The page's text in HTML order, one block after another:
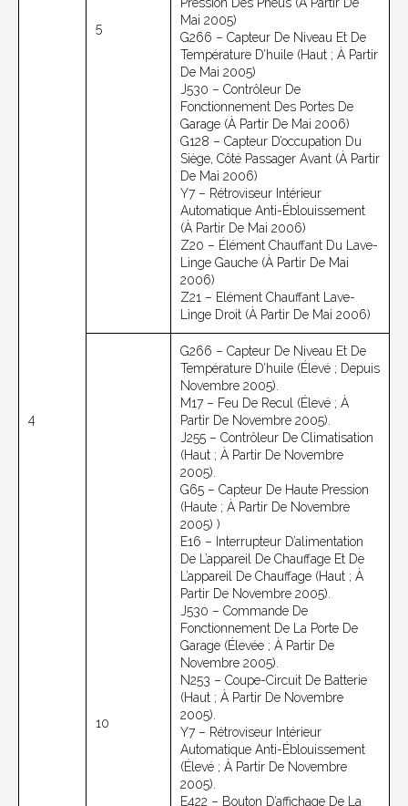
4
5
Mai 2005)
G266 – Capteur De Niveau Et De
Température D’huile (haut ; À Partir
De Mai 2005)
J530 – Contrôleur De
Fonctionnement Des Portes De
Garage (à Partir De Mai 2006)
G128 – Capteur D’occupation Du
Siège, Côté Passager Avant (à Partir
De Mai 2006)
Y7 – Rétroviseur Intérieur
Automatique Anti-Éblouissement
(à Partir De Mai 2006)
Z20 – Élément Chauffant Du Lave-
Linge Gauche (à Partir De Mai
2006)
Z21 – Elément Chauffant Lave-
Linge Droit (à Partir De Mai 2006)
10
G266 – Capteur De Niveau Et De
Température D’huile (élevé ; Depuis
Novembre 2005).
M17 – Feu De Recul (élevé ; À
Partir De Novembre 2005).
J255 – Contrôleur De Climatisation
(haut ; À Partir De Novembre
2005).
G65 – Capteur De Haute Pression
(haute ; À Partir De Novembre
2005) )
E16 – Interrupteur D’alimentation
De L’appareil De Chauffage Et De
L’appareil De Chauffage (haut ; À
Partir De Novembre 2005).
J530 – Commande De
Fonctionnement De La Porte De
Garage (élevée ; À Partir De
Novembre 2005).
N253 – Coupe-Circuit De Batterie
(haut ; À Partir De Novembre
2005).
Y7 – Rétroviseur Intérieur
Automatique Anti-Éblouissement
(élevé ; À Partir De Novembre
2005).
E422 – Bouton D’affichage De La